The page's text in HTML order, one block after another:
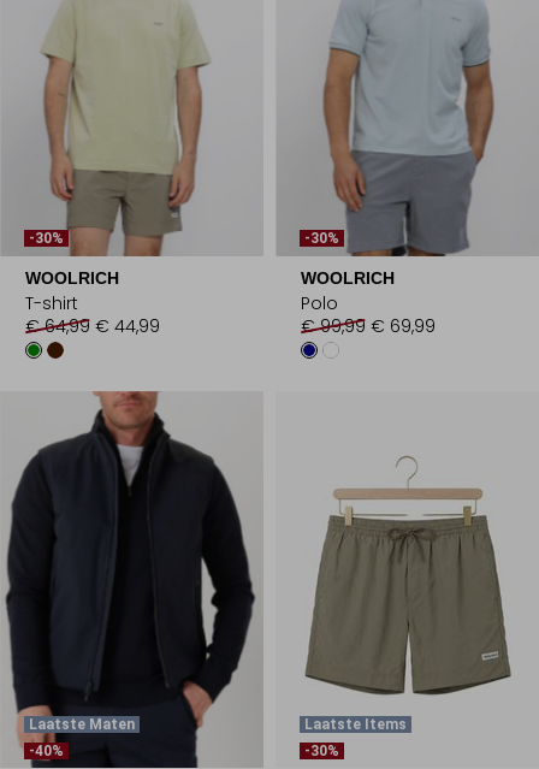
-30%
WOOLRICH
T-shirt
€ 64,99 € 44,99
-30%
WOOLRICH
Polo
€ 99,99 € 69,99
Laatste Maten
-40%
Laatste Items
-30%